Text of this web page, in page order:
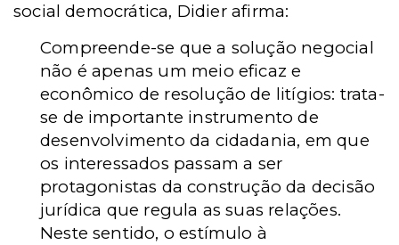
social democrática, Didier afirma:
Compreende-se que a solução negocial
não é apenas um meio eficaz e
econômico de resolução de litígios: trata-
se de importante instrumento de
desenvolvimento da cidadania, em que
os interessados passam a ser
protagonistas da construção da decisão
jurídica que regula as suas relações.
Neste sentido, o estímulo à